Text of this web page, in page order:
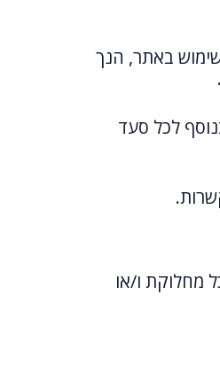
באתר, הנך
לכל סעד
מחלוקת ו/או